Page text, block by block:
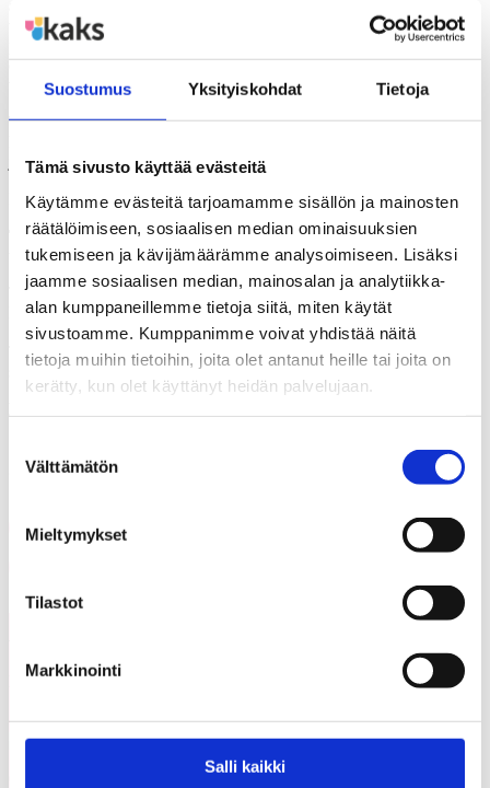
Suostumus Yksityiskohdat Tietoja
Tämä sivusto käyttää evästeitä
Käytämme evästeitä tarjoamamme sisällön ja mainosten
räätälöimiseen, sosiaalisen median ominaisuuksien
tukemiseen ja kävijämäärämme analysoimiseen. Lisäksi
jaamme sosiaalisen median, mainosalan ja analytiikka-
alan kumppaneillemme tietoja siitä, miten käytät
sivustoamme. Kumppanimme voivat yhdistää näitä
tietoja muihin tietoihin, joita olet antanut heille tai joita on
kerätty, kun olet käyttänyt heidän palvelujaan.
valinta
Välttämätön
Mieltymykset
Tilastot
Markkinointi
Salli kaikki
vaikutusvaltaa. Varsin moni keskustan kannattaja vähentäisi myös
pääministerin ja EU:n valtaa. Vihreiden kannattajat puolestaan
olisivat lisäämässä etenkin luonnonsuojelijoiden
vaikutusmahdollisuuksia.
Tyytymättömyys ammattiyhdistysliikkeen, puolueiden,
johdonmukaisesti iän myötä.
Koko tutkimus luettavissatästä.
Tutkimuksen toteutus.KAKS – Kunnallisalan kehittämissäätiön
tutkimuksen toteutti Kantar TNS Oy.
Tutkimusaineisto on koottu Gallup Kanavalla 11.–16.9 2020.
Haastatteluja tehtiin yhteensä 1 039. Vastaajat edustavat maamme
18–79 vuotta täyttänyttä väestöä Ahvenanmaata lukuun ottamatta.
Tutkimuksen tulosten virhemarginaali on koko aineiston tasolla
suurimmillaan vajaat kolme prosenttiyksikköä suuntaansa.
Jaa artikkeli
Share on Facebook
näistä
Kaikki
ajankohtaiset